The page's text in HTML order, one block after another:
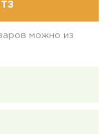
можно из